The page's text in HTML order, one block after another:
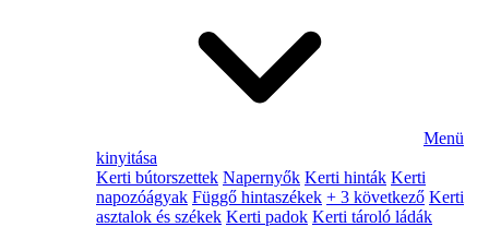
Menü
kinyitása
Kerti bútorszettek Napernyők Kerti hinták Kerti
napozóágyak Függő hintaszékek + 3 következő Kerti
asztalok és székek Kerti padok Kerti tároló ládák